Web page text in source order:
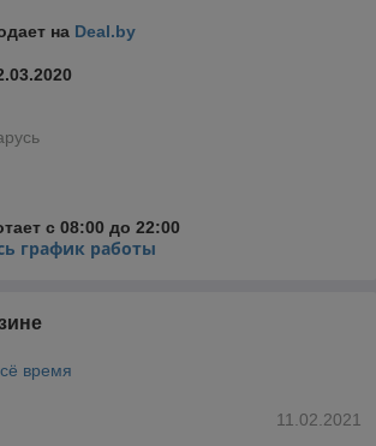
на Deal.by
с 08:00 до 22:00
график работы
время
11.02.2021